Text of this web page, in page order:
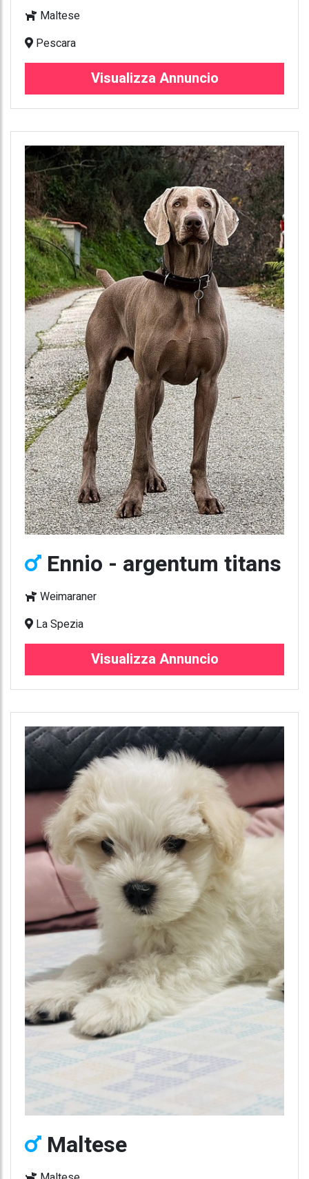
Maltese
Pescara
Visualizza Annuncio
Ennio - argentum titans
Weimaraner
La Spezia
Visualizza Annuncio
Maltese